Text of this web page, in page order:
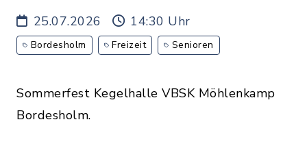
25.07.2026 14:30 Uhr
Bordesholm Freizeit Senioren
Sommerfest Kegelhalle VBSK Möhlenkamp
Bordesholm.